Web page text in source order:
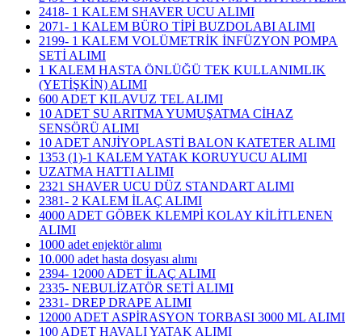
2418- 1 KALEM SHAVER UCU ALIMI
2071- 1 KALEM BÜRO TİPİ BUZDOLABI ALIMI
2199- 1 KALEM VOLÜMETRİK İNFÜZYON POMPA
SETİ ALIMI
1 KALEM HASTA ÖNLÜĞÜ TEK KULLANIMLIK
(YETİŞKİN) ALIMI
600 ADET KILAVUZ TEL ALIMI
10 ADET SU ARITMA YUMUŞATMA CİHAZ
SENSÖRÜ ALIMI
10 ADET ANJİYOPLASTİ BALON KATETER ALIMI
1353 (1)-1 KALEM YATAK KORUYUCU ALIMI
UZATMA HATTI ALIMI
2321 SHAVER UCU DÜZ STANDART ALIMI
2381- 2 KALEM İLAÇ ALIMI
4000 ADET GÖBEK KLEMPİ KOLAY KİLİTLENEN
ALIMI
1000 adet enjektör alımı
10.000 adet hasta dosyası alımı
2394- 12000 ADET İLAÇ ALIMI
2335- NEBULİZATÖR SETİ ALIMI
2331- DREP DRAPE ALIMI
12000 ADET ASPİRASYON TORBASI 3000 ML ALIMI
100 ADET HAVALI YATAK ALIMI